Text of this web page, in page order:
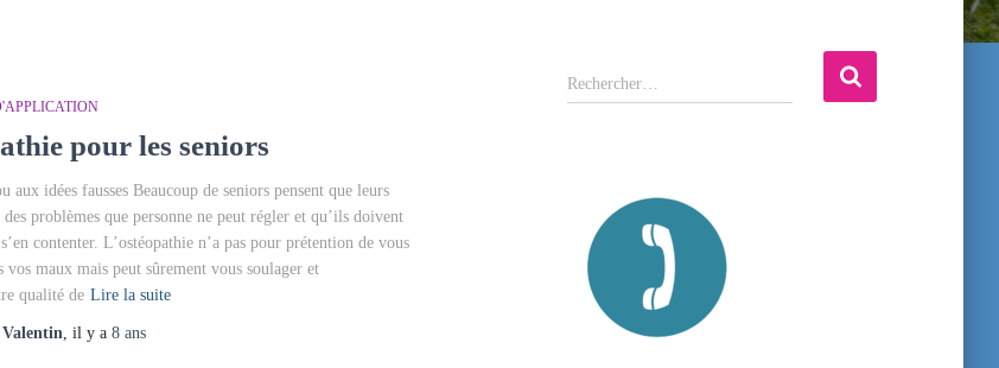
pour les seniors
aux idées fausses Beaucoup de seniors pensent que leurs
problèmes que personne ne peut régler et qu’ils doivent
contenter. L’ostéopathie n’a pas pour prétention de vous
vos maux mais peut sûrement vous soulager et
qualité de Lire la suite
, il y a 8 ans
R
e
Rechercher…